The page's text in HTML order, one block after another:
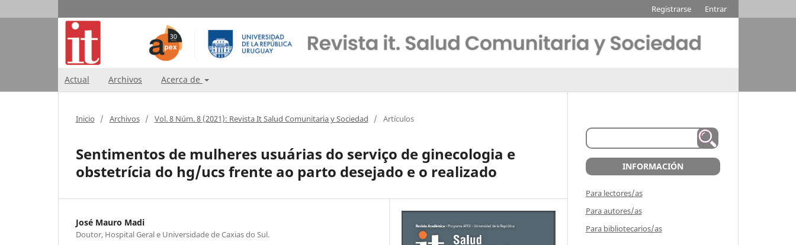
Actual Archivos Acerca de
Registrarse Entrar
Inicio / Archivos / Vol. 8 Núm. 8 (2021): Revista It Salud Comunitaria y Sociedad / Artículos
Sentimentos de mulheres usuárias do serviço de ginecologia e
obstetrícia do hg/ucs frente ao parto desejado e o realizado
José Mauro Madi
Doutor, Hospital Geral e Universidade de Caxias do Sul.
INFORMACIÓN
Para lectores/as
Para autores/as
Para bibliotecarios/as